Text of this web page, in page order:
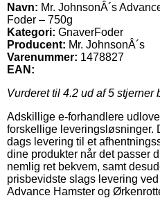
Navn: Mr. JohnsonÂ´s
Foder – 750g
Kategori: GnaverFoder
Producent: Mr. JohnsonÂ´s
Varenummer: 1478827
EAN:
Vurderet til 4.2 ud af 5 stjerner
Adskillige e-forhandlere
forskellige leveringsløsninger.
dags levering til et
dine produkter når det passer
nemlig ret bekvem, samt
prisbevidste slags levering
Advance Hamster og